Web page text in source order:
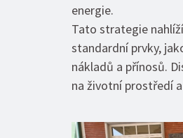
energie.
Tato strategie
standardní prvky,
nákladů a přínosů.
na životní prostředí